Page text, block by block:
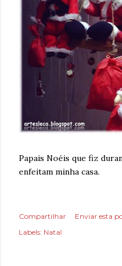
Papais Noéis que fiz
enfeitam minha casa.
Compartilhar
Enviar esta
Labels: Natal